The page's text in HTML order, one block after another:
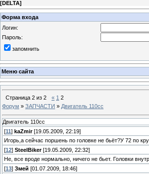
[DELTA]
Форма входа
Логин:
Пароль:
запомнить
Меню сайта
Страница 2 из 2 « 1 2
Форум » ЗАПЧАСТИ » Двигатель 110сс
Двигатель 110сс
[11 ] kaZmir[19.05.2009, 22:19]
Игорь,а сейчас поршень по головке не бьёт?У 72 по
[12] SteelBiker[19.05.2009, 22:32]
Не, все вроде нормально, ничего не бьет. Головки
[13] Змей [01.07.2009, 18:46]